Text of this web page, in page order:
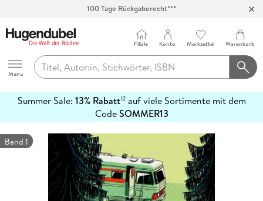
100 Tage Rückgaberecht***
Hugendubel
Menu
Filiale Konto Merkzettel Warenkorb
Summer Sale: 13% Rabatt12auf viele Sortimente mit dem
CodeSOMMER13
erfahren
Band 1